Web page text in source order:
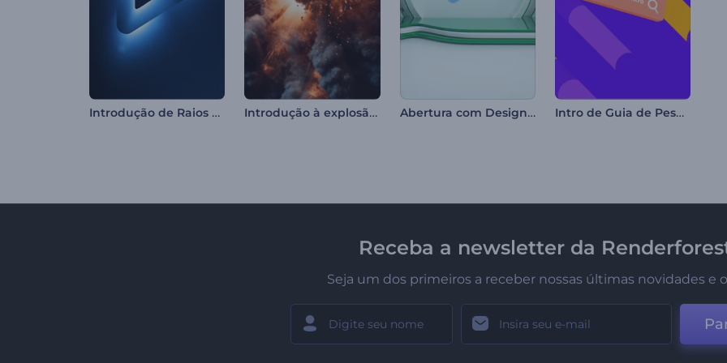
Introdução de Raios de Luz Neon Introdução à explosão nuclear Abertura com Design Floral Intro de Guia de Pesquisa Colorida
Receba a newsletter da
Seja um dos primeiros a receber nossas últimas novidades e